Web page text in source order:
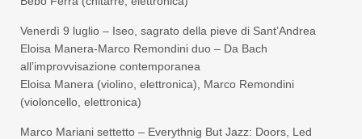
Venerdì 9 luglio – Iseo, sagrato della pieve di Sant’Andrea
Eloisa Manera-Marco Remondini duo – Da Bach
all’improvvisazione contemporanea
Eloisa Manera (violino, elettronica), Marco Remondini
(violoncello, elettronica)
Marco Mariani settetto – Everythnig But Jazz: Doors, Led